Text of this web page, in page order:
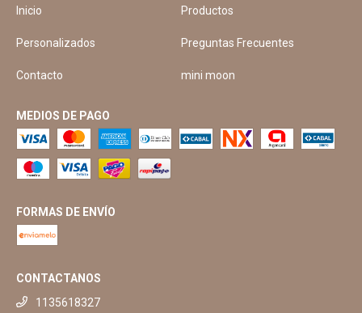
Inicio Productos
Personalizados Preguntas Frecuentes
Contacto mini moon
MEDIOS DE PAGO
FORMAS DE ENVÍO
CONTACTANOS
1135618327